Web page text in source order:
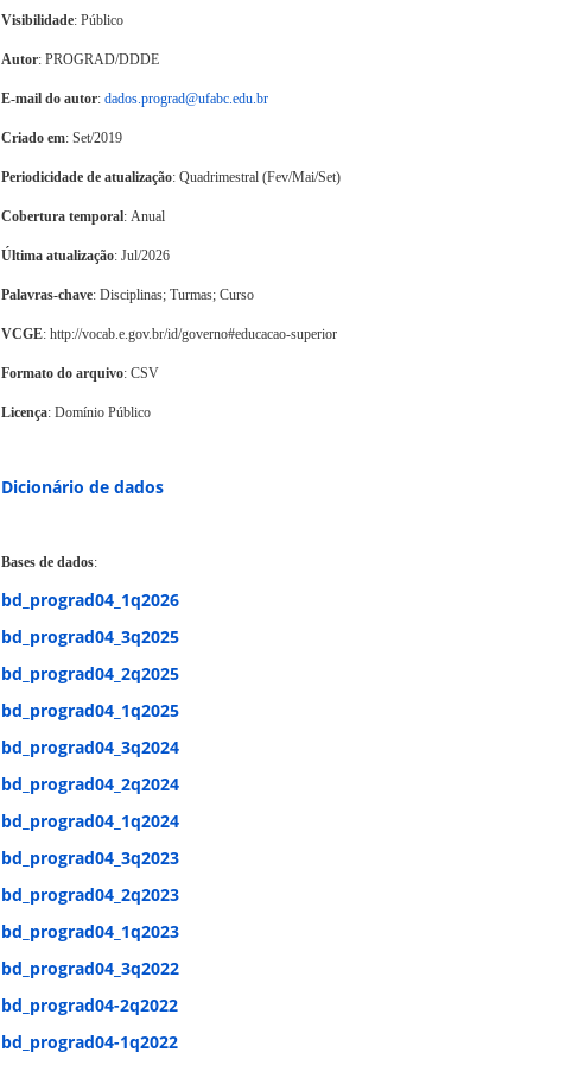
Visibilidade: Público
Autor: PROGRAD/DDDE
E-mail do autor:dados.prograd@ufabc.edu.br
Criado em: Set/2019
Periodicidade de atualização: Quadrimestral (Fev/Mai/Set)
Cobertura temporal: Anual
Última atualização: Jul/2026
Palavras-chave: Disciplinas; Turmas; Curso
VCGE: http://vocab.e.gov.br/id/governo#educacao-superior
Formato do arquivo: CSV
Licença: Domínio Público
Dicionário de dados
Bases de dados:
bd_prograd04_1q2026
bd_prograd04_3q2025
bd_prograd04_2q2025
bd_prograd04_1q2025
bd_prograd04_3q2024
bd_prograd04_2q2024
bd_prograd04_1q2024
bd_prograd04_3q2023
bd_prograd04_2q2023
bd_prograd04_1q2023
bd_prograd04_3q2022
bd_prograd04-2q2022
bd_prograd04-1q2022